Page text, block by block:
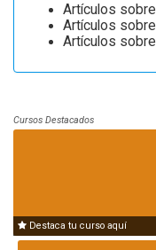
Artículos sobre
Artículos sobre
Artículos sobre
Cursos Destacados
Destaca tu curso aquí